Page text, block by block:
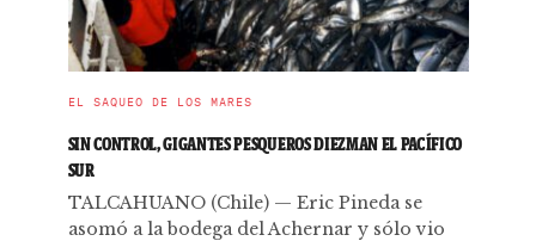
EL SAQUEO DE LOS MARES
SIN CONTROL, GIGANTES PESQUEROS DIEZMAN EL PACÍFICO
SUR
TALCAHUANO (Chile) — Eric Pineda se
asomó a la bodega del Achernar y sólo vio